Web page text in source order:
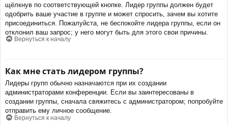
щёлкнув по соответствующей кнопке. Лидер группы должен будет
одобрить ваше участие в группе и может спросить, зачем вы хотите
присоединиться. Пожалуйста, не беспокойте лидера группы, если он
отклонил ваш запрос; у него могут быть для этого свои причины.
Вернуться к началу
Как мне стать лидером группы?
Лидеры групп обычно назначаются при их создании
администраторами конференции. Если вы заинтересованы в
создании группы, сначала свяжитесь с администратором; попробуйте
отправить ему личное сообщение.
Вернуться к началу